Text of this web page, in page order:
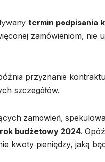
termin podpisania
zamówieniom, nie
przyznanie
szczegółów.
zamówień,
budżetowy 2024.
kwoty pieniędzy, jaką